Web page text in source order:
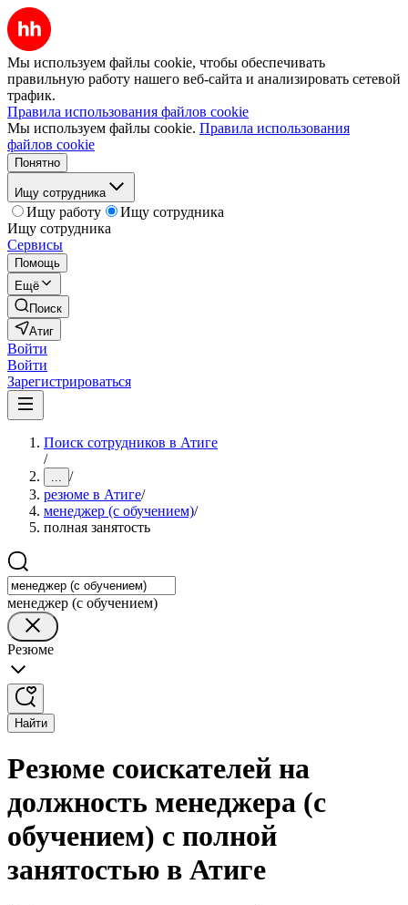
Мы используем файлы cookie, чтобы обеспечивать
правильную работу нашего веб-сайта и анализировать сетевой
трафик.
Правила использования файлов cookie
Мы используем файлы cookie. Правила использования
файлов cookie
Понятно
Ищу сотрудника
Ищу работу
Ищу сотрудника
Ищу сотрудника
Сервисы
Помощь
Ещё
Поиск
Атиг
Войти
Войти
Зарегистрироваться
Поиск сотрудников в Атиге
/
... /
резюме в Атиге/
менеджер (с обучением)/
полная занятость
менеджер (с обучением)
Резюме
Найти
Резюме соискателей на
должность менеджера (с
обучением) с полной
занятостью в Атиге